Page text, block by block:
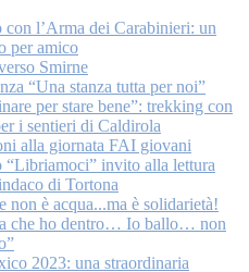
con l’Arma dei Carabinieri: un
per amico
Smirne
“Una stanza tutta per noi”
per stare bene”: trekking con
i sentieri di Caldirola
alla giornata FAI giovani
“Libriamoci” invito alla lettura
di Tortona
non è acqua...ma è solidarietà!
che ho dentro… Io ballo… non
2023: una straordinaria